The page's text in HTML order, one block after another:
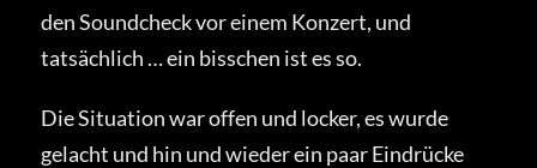
den Soundcheck vor einem Konzert, und
tatsächlich … ein bisschen ist es so.
Die Situation war offen und locker, es wurde
gelacht und hin und wieder ein paar Eindrücke